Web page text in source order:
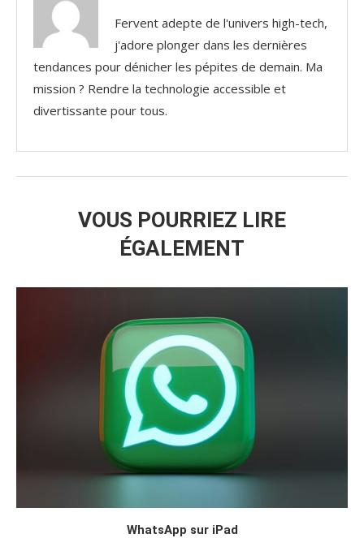
Fervent adepte de l'univers high-tech,
j'adore plonger dans les dernières
tendances pour dénicher les pépites de demain. Ma
mission ? Rendre la technologie accessible et
divertissante pour tous.
VOUS POURRIEZ LIRE
ÉGALEMENT
WhatsApp sur iPad